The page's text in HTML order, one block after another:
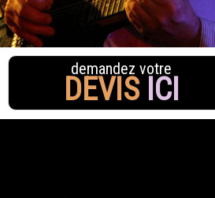
demandez votre
DEVIS ICI